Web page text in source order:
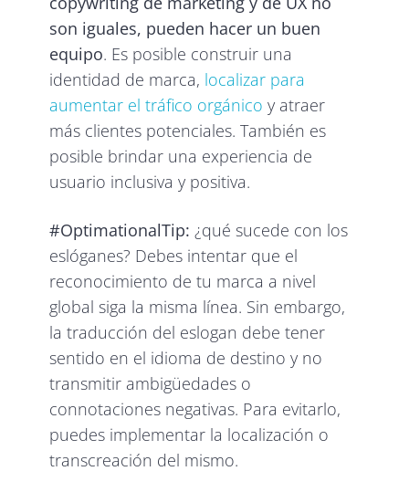
son iguales, pueden hacer un buen
equipo. Es posible construir una
identidad de marca, localizar para
aumentar el tráfico orgánico y atraer
más clientes potenciales. También es
posible brindar una experiencia de
usuario inclusiva y positiva.
#OptimationalTip:¿qué sucede con los
eslóganes? Debes intentar que el
reconocimiento de tu marca a nivel
global siga la misma línea. Sin embargo,
la traducción del eslogan debe tener
sentido en el idioma de destino y no
transmitir ambigüedades o
connotaciones negativas. Para evitarlo,
puedes implementar la localización o
transcreación del mismo.